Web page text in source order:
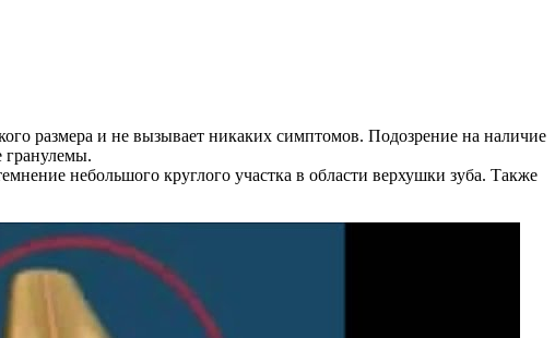
размера и не вызывает никаких симптомов. Подозрение на наличие
гранулемы.
небольшого круглого участка в области верхушки зуба. Также